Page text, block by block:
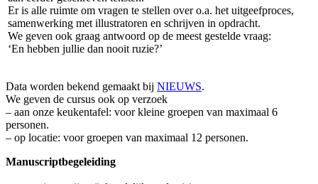
Er is alle ruimte om vragen te stellen over o.a. het uitgeefproces,
samenwerking met illustratoren en schrijven in opdracht.
We geven ook graag antwoord op de meest gestelde vraag:
‘En hebben jullie dan nooit ruzie?’
Data worden bekend gemaakt bij NIEUWS.
We geven de cursus ook op verzoek
– aan onze keukentafel: voor kleine groepen van maximaal 6
personen.
– op locatie: voor groepen van maximaal 12 personen.
Manuscriptbegeleiding